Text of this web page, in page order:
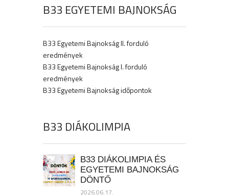
B33 EGYETEMI BAJNOKSÁG
B33 Egyetemi Bajnokság II. forduló
eredmények
B33 Egyetemi Bajnokság I. forduló
eredmények
B33 Egyetemi Bajnokság időpontok
B33 DIÁKOLIMPIA
B33 DIÁKOLIMPIA ÉS
EGYETEMI BAJNOKSÁG
DÖNTŐ
2026.06.17.